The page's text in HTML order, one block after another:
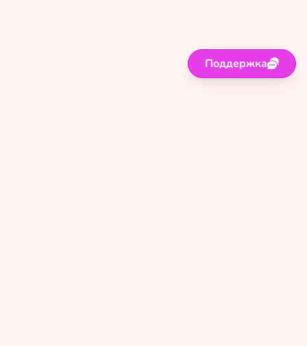
Поддержка